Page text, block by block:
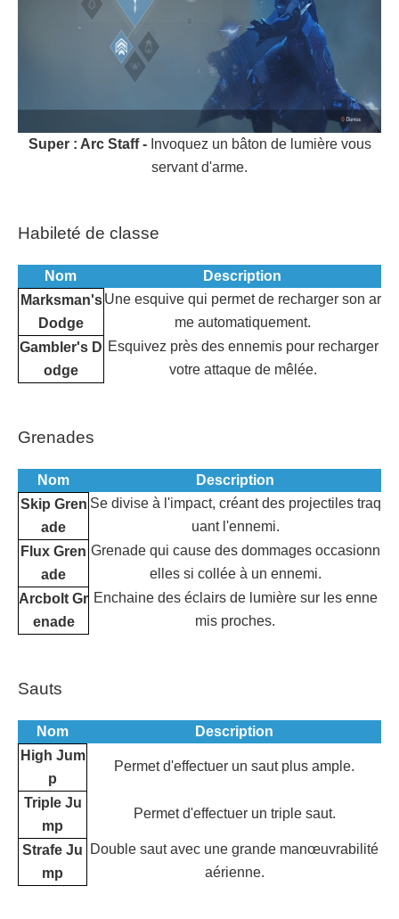
Super : Arc Staff -Invoquez un bâton de lumière vous
servant d'arme.
Habileté de classe
Nom
Description
Marksman's
Dodge
Une esquive qui permet de recharger son ar
me automatiquement.
Gambler's D
odge
Esquivez près des ennemis pour recharger
votre attaque de mêlée.
Grenades
Nom
Description
Skip Gren
ade
Se divise à l'impact, créant des projectiles traq
uant l'ennemi.
Flux Gren
ade
Grenade qui cause des dommages occasionn
elles si collée à un ennemi.
Arcbolt Gr
enade
Enchaine des éclairs de lumière sur les enne
mis proches.
Sauts
Nom
Description
High Jum
p
Permet d'effectuer un saut plus ample.
Triple Ju
mp
Permet d'effectuer un triple saut.
Strafe Ju
mp
Double saut avec une grande manœuvrabilité
aérienne.